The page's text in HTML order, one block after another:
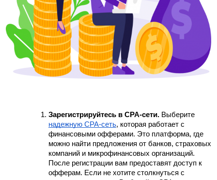
Зарегистрируйтесь в CPA-сети.
надежную CPA-сеть, которая работает с
финансовыми офферами. Это платформа, где
можно найти предложения от банков, страховых
компаний и микрофинансовых организаций.
После регистрации вам предоставят доступ к
офферам. Если не хотите столкнуться с